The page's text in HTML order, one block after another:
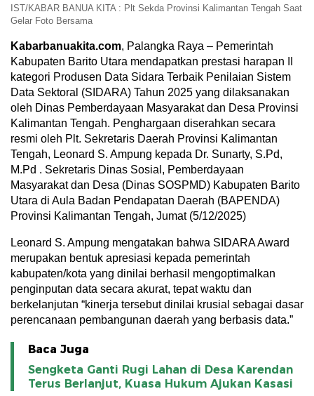
IST/KABAR BANUA KITA : Plt Sekda Provinsi Kalimantan Tengah Saat
Gelar Foto Bersama
Kabarbanuakita.com, Palangka Raya – Pemerintah
Kabupaten Barito Utara mendapatkan prestasi harapan II
kategori Produsen Data Sidara Terbaik Penilaian Sistem
Data Sektoral (SIDARA) Tahun 2025 yang dilaksanakan
oleh Dinas Pemberdayaan Masyarakat dan Desa Provinsi
Kalimantan Tengah. Penghargaan diserahkan secara
resmi oleh Plt. Sekretaris Daerah Provinsi Kalimantan
Tengah, Leonard S. Ampung kepada Dr. Sunarty, S.Pd,
M.Pd . Sekretaris Dinas Sosial, Pemberdayaan
Masyarakat dan Desa (Dinas SOSPMD) Kabupaten Barito
Utara di Aula Badan Pendapatan Daerah (BAPENDA)
Provinsi Kalimantan Tengah, Jumat (5/12/2025)
Leonard S. Ampung mengatakan bahwa SIDARA Award
merupakan bentuk apresiasi kepada pemerintah
kabupaten/kota yang dinilai berhasil mengoptimalkan
penginputan data secara akurat, tepat waktu dan
berkelanjutan “kinerja tersebut dinilai krusial sebagai dasar
perencanaan pembangunan daerah yang berbasis data.”
Baca Juga
Sengketa Ganti Rugi Lahan di Desa Karendan
Terus Berlanjut, Kuasa Hukum Ajukan Kasasi